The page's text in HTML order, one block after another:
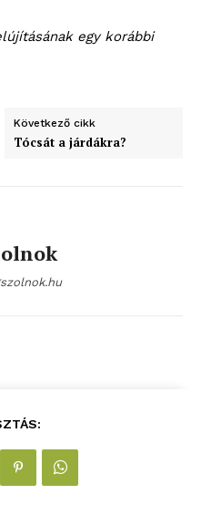
egy korábbi
Következő cikk
Tócsát a járdákra?